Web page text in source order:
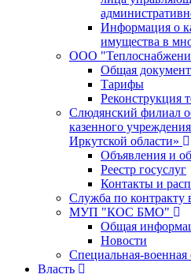
Информация о
имущества в
ООО
Общая
Тарифы
Реконструкция
Слюдянский филиал
казенного
Иркутской области»
Объявления и
Реестр госуслуг
Контакты и
Служба по контракту
МУП "КОС БМО"
Общая
Новости
Специальная-военная
Власть